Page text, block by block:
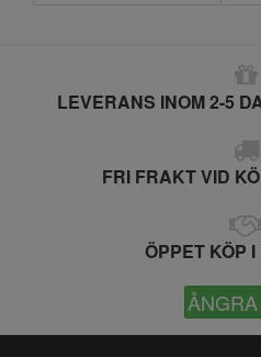
LEVERANS INOM 2-5
FRI FRAKT VID
ÖPPET KÖP